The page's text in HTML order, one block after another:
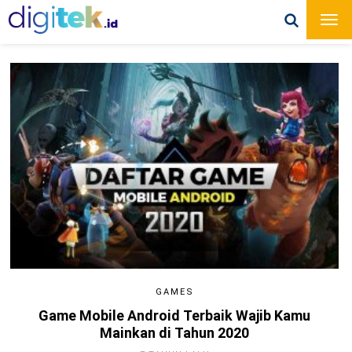
GAMES
Game Mobile Android Terbaik Wajib Kamu
Mainkan di Tahun 2020